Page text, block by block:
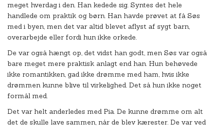
meget hverdag i den. Han kedede sig. Syntes det hele
handlede om praktik og børn. Han havde prøvet at få Søs
med i byen, men det var altid blevet aflyst af sygt barn,
overarbejde eller fordi hun ikke orkede.
De var også hængt op, det vidst han godt, men Søs var også
bare meget mere praktisk anlagt end han. Hun behøvede
ikke romantikken, gad ikke drømme med ham, hvis ikke
drømmen kunne blive til virkelighed. Det så hun ikke noget
formål med.
Det var helt anderledes med Pia. De kunne drømme om alt
det de skulle lave sammen, når de blev kærester. De var ved